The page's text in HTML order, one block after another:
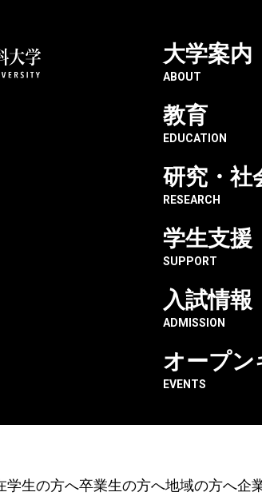
大学案内
ABOUT
教育
EDUCATION
研究・社
RESEARCH
学生支援
SUPPORT
入試情報
ADMISSION
オープン
EVENTS
学生の方へ卒業生の方へ地域の方へ企
神戸芸術工科大学 成果・実績
んが表現学科
先生による『モテ要素の多い婚約者に天